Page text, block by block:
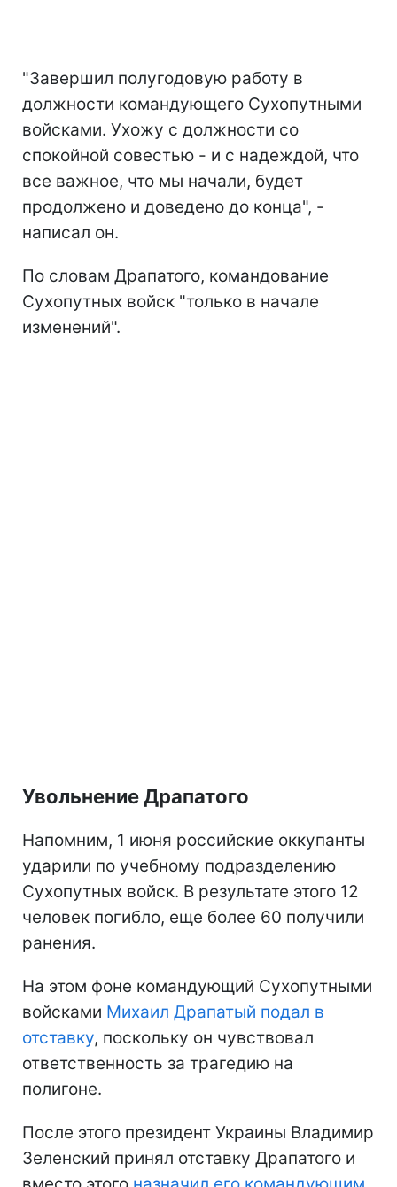
"Завершил полугодовую работу в
должности командующего Сухопутными
войсками. Ухожу с должности со
спокойной совестью - и с надеждой, что
все важное, что мы начали, будет
продолжено и доведено до конца", -
написал он.
По словам Драпатого, командование
Сухопутных войск "только в начале
изменений".
Увольнение Драпатого
Напомним, 1 июня российские оккупанты
ударили по учебному подразделению
Сухопутных войск. В результате этого 12
человек погибло, еще более 60 получили
ранения.
На этом фоне командующий Сухопутными
войсками Михаил Драпатый подал в
отставку, поскольку он чувствовал
ответственность за трагедию на
полигоне.
После этого президент Украины Владимир
Зеленский принял отставку Драпатого и